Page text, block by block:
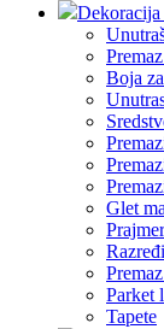
Dekoracija
Boja
Glet
Parket
Tapete